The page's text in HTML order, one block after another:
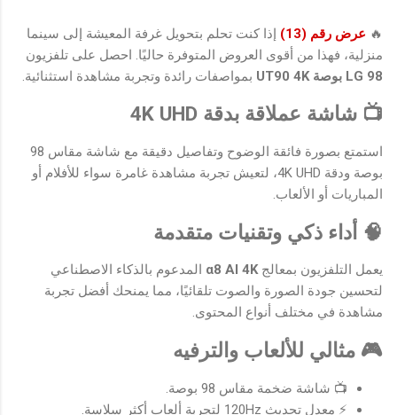
🔥 عرض رقم (13)
إذا كنت تحلم بتحويل غرفة المعيشة إلى سينما
منزلية، فهذا من أقوى العروض المتوفرة حاليًا. احصل على تلفزيون
LG 98 بوصة UT90 4K
بمواصفات رائدة وتجربة مشاهدة استثنائية.
📺 شاشة عملاقة بدقة 4K UHD
استمتع بصورة فائقة الوضوح وتفاصيل دقيقة مع شاشة مقاس 98
بوصة ودقة 4K UHD، لتعيش تجربة مشاهدة غامرة سواء للأفلام أو
المباريات أو الألعاب.
🧠 أداء ذكي وتقنيات متقدمة
يعمل التلفزيون بمعالجα8 AI 4K المدعوم بالذكاء الاصطناعي
لتحسين جودة الصورة والصوت تلقائيًا، مما يمنحك أفضل تجربة
مشاهدة في مختلف أنواع المحتوى.
🎮 مثالي للألعاب والترفيه
📺 شاشة ضخمة مقاس 98 بوصة.
⚡ معدل تحديث 120Hz لتجربة ألعاب أكثر سلاسة.